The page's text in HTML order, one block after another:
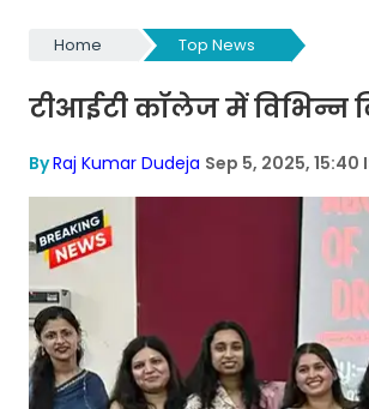
Home Top News
टीआईटी कॉलेज में विभिन्न
ByRaj Kumar Dudeja Sep 5, 2025, 15:40